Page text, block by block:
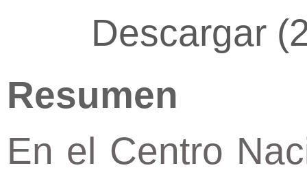
Descargar
Resumen
En el Centro